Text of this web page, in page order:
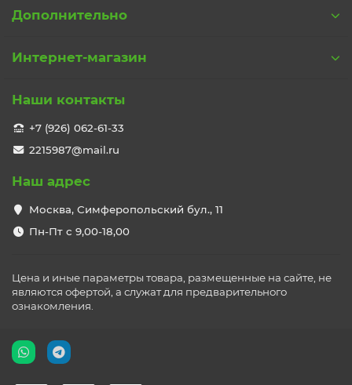
Дополнительно
Интернет-магазин
Наши контакты
+7 (926) 062-61-33
2215987@mail.ru
Наш адрес
Москва, Симферопольский бул., 11
Пн-Пт с 9,00-18,00
Цена и иные параметры товара, размещенные на сайте, не
являются офертой, а служат для предварительного
ознакомления.